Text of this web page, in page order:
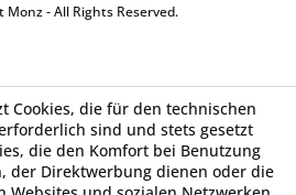
Monz - All Rights Reserved.
Cookies, die für den technischen
sind und stets gesetzt
die den Komfort bei Benutzung
der Direktwerbung dienen oder die